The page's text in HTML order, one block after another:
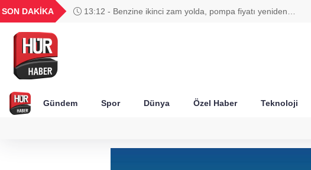
SON DAKİKA
13:12 - Benzine ikinci zam yolda, pompa fiyatı yeniden
UYU
1,1849
18,2677
16,3788
27,9743
0,0018
Gündem Spor Dünya Özel Haber Teknoloji